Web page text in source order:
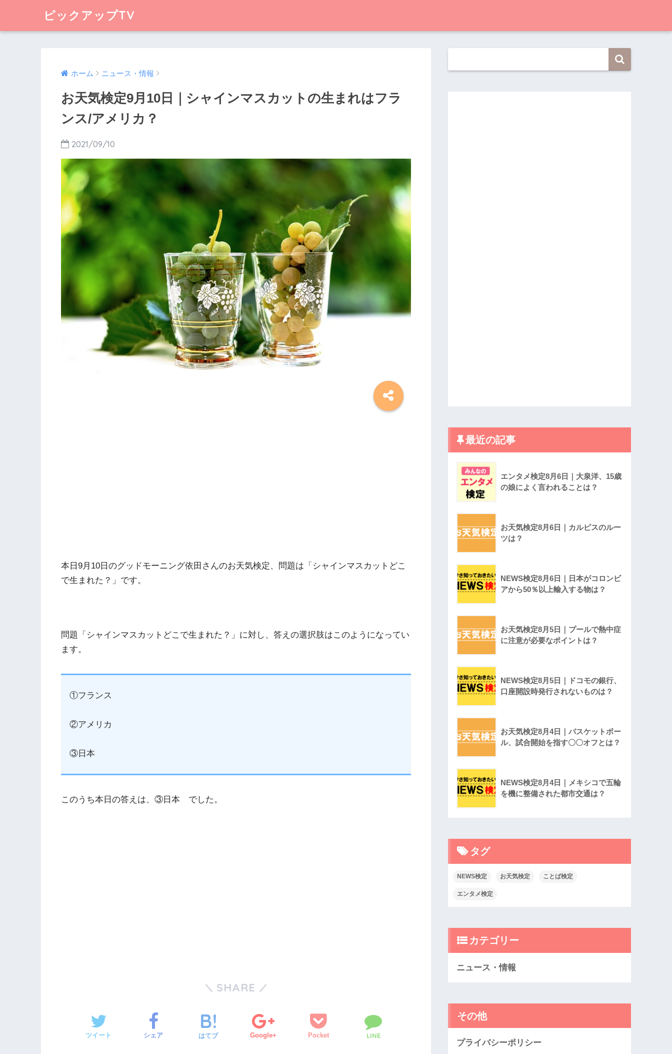
ピックアップTV
ホーム ニュース・情報
お天気検定9月10日｜シャインマスカットの生まれはフラ
ンス/アメリカ？
2021/09/10
本日9月10日のグッドモーニング依田さんのお天気検定、問題は「シャインマスカットどこ
で生まれた？」です。
問題「シャインマスカットどこで生まれた？」に対し、答えの選択肢はこのようになってい
ます。
①フランス
②アメリカ
③日本
このうち本日の答えは、③日本 でした。
SHARE
ツイート シェア はてブ Google+ Pocket LINE
最近の記事
エンタメ検定8月6日｜大泉洋、15歳
の娘によく言われることは？
お天気検定8月6日｜カルピスのルー
ツは？
NEWS検定8月6日｜日本がコロンビ
アから50％以上輸入する物は？
お天気検定8月5日｜プールで熱中症
に注意が必要なポイントは？
NEWS検定8月5日｜ドコモの銀行、
口座開設時発行されないものは？
お天気検定8月4日｜バスケットボー
ル、試合開始を指す〇〇オフとは？
NEWS検定8月4日｜メキシコで五輪
を機に整備された都市交通は？
タグ
NEWS検定 お天気検定 ことば検定
エンタメ検定
カテゴリー
ニュース・情報
その他
プライバシーポリシー